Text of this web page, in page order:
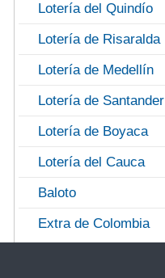
Lotería del Quindío
Lotería de Risaralda
Lotería de Medellín
Lotería de Santander
Lotería de Boyaca
Lotería del Cauca
Baloto
Extra de Colombia